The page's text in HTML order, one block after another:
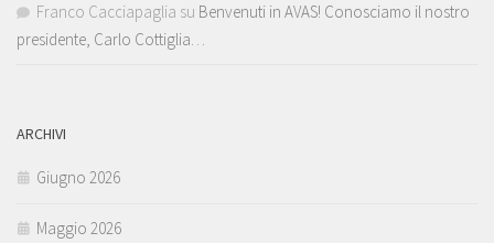
Franco Cacciapaglia su Benvenuti in AVAS! Conosciamo il nostro
presidente, Carlo Cottiglia…
ARCHIVI
Giugno 2026
Maggio 2026